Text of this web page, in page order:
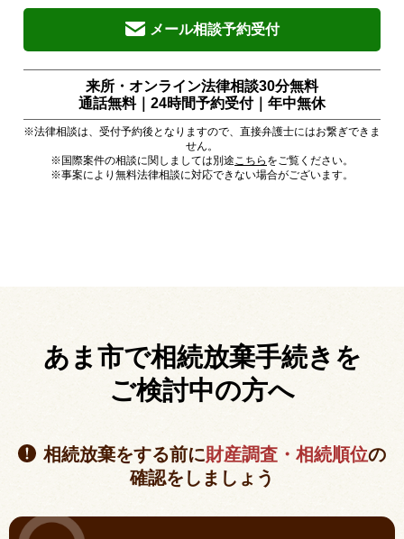
メール相談予約受付
来所・オンライン法律相談30分無料
通話無料｜24時間予約受付｜ 年中無休
※法律相談は、受付予約後となりますので、直接弁護士にはお繋ぎできま
せん。
※国際案件の相談に関しましては別途こちら をご覧ください。
※事案により無料法律相談に対応できない場合がございます。
あま市で相続放棄手続きを
ご検討中の方へ
相続放棄をする前に財産調査・相続順位の
確認をしましょう